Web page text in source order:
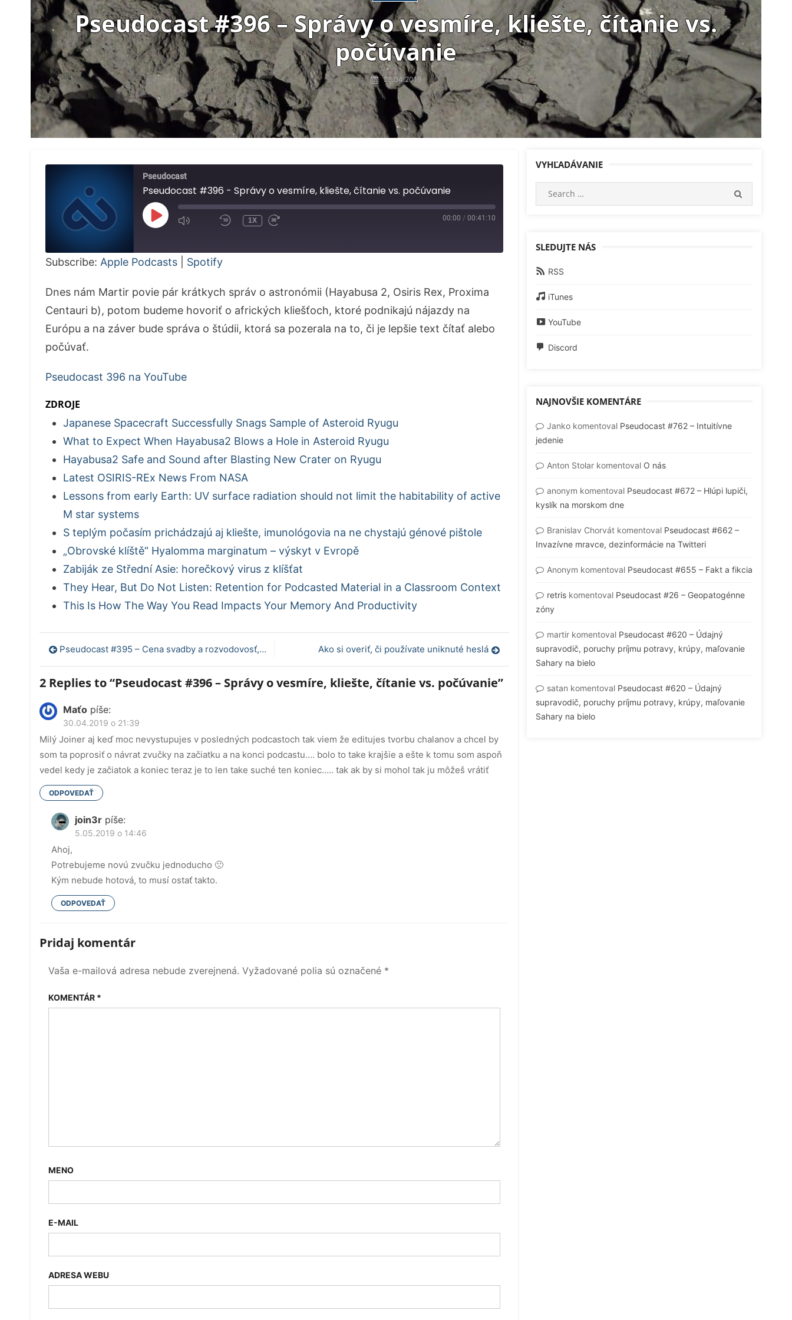
Pseudocast #396 – Správy o vesmíre, kliešte, čítanie vs.
počúvanie
28.04.2019
Pseudocast
Pseudocast #396 - Správy o vesmíre, kliešte, čítanie vs. počúvanie
PLAY
EPISODE
1X 00:00 / 00:41:10
Subscribe: Apple Podcasts Spotify
Dnes nám Martir povie pár krátkych správ o astronómii (Hayabusa 2, Osiris Rex, Proxima
Centauri b), potom budeme hovoriť o afrických kliešťoch, ktoré podnikajú nájazdy na
Európu a na záver bude správa o štúdii, ktorá sa pozerala na to, či je lepšie text čítať alebo
počúvať.
Pseudocast 396 na YouTube
ZDROJE
Japanese Spacecraft Successfully Snags Sample of Asteroid Ryugu
What to Expect When Hayabusa2 Blows a Hole in Asteroid Ryugu
Hayabusa2 Safe and Sound after Blasting New Crater on Ryugu
Latest OSIRIS-REx News From NASA
Lessons from early Earth: UV surface radiation should not limit the habitability of active
M star systems
S teplým počasím prichádzajú aj kliešte, imunológovia na ne chystajú génové pištole
„Obrovské klíště“ Hyalomma marginatum – výskyt v Evropě
Zabiják ze Střední Asie: horečkový virus z klíšťat
They Hear, But Do Not Listen: Retention for Podcasted Material in a Classroom Context
This Is How The Way You Read Impacts Your Memory And Productivity
Navigácia
v
článku
Pseudocast #395 – Cena svadby a rozvodovosť, ebola, RoboMaster Ako si overiť, či používate uniknuté heslá
2 Replies to “Pseudocast #396 – Správy o vesmíre, kliešte, čítanie vs. počúvanie”
Maťo píše:
30.04.2019 o 21:39
Milý Joiner aj keď moc nevystupujes v posledných podcastoch tak viem že editujes tvorbu chalanov a chcel by
som ta poprosiť o návrat zvučky na začiatku a na konci podcastu…. bolo to take krajšie a ešte k tomu som aspoň
vedel kedy je začiatok a koniec teraz je to len take suché ten koniec….. tak ak by si mohol tak ju môžeš vrátiť
ODPOVEDAŤ
join3r píše:
5.05.2019 o 14:46
Ahoj,
Potrebujeme novú zvučku jednoducho 🙁
Kým nebude hotová, to musí ostať takto.
ODPOVEDAŤ
Pridaj komentár
Vaša e-mailová adresa nebude zverejnená. Vyžadované polia sú označené *
KOMENTÁR *
MENO
E-MAIL
ADRESA WEBU
VYHĽADÁVANIE
SLEDUJTE NÁS
RSS
iTunes
YouTube
Discord
NAJNOVŠIE KOMENTÁRE
Jankokomentoval Pseudocast #762 – Intuitívne
jedenie
Anton Stolarkomentoval O nás
anonym komentoval Pseudocast #672 – Hlúpi lupiči,
kyslík na morskom dne
Branislav Chorvátkomentoval Pseudocast #662 –
Invazívne mravce, dezinformácie na Twitteri
Anonym komentoval Pseudocast #655 – Fakt a fikcia
retriskomentoval Pseudocast #26 – Geopatogénne
zóny
martirkomentoval Pseudocast #620 – Údajný
supravodič, poruchy príjmu potravy, krúpy, maľovanie
Sahary na bielo
satan komentoval Pseudocast #620 – Údajný
supravodič, poruchy príjmu potravy, krúpy, maľovanie
Sahary na bielo